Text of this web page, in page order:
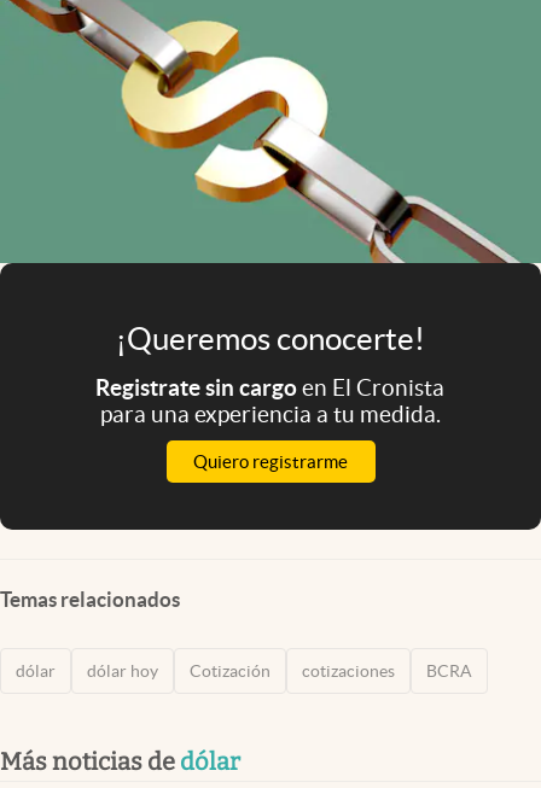
Mundial 2026
Eventos Corporativos
El Cronista Studio
¡Queremos conocerte!
Registrate sin cargoen El Cronista
para una experiencia a tu medida.
Quiero registrarme
Temas relacionados
dólar dólar hoy Cotización cotizaciones BCRA
Más noticias de dólar